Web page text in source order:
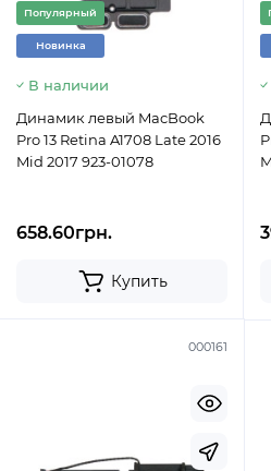
Популярный
Новинка
В наличии
Динамик левый MacBook
Pro 13 Retina A1708 Late 2016
Mid 2017 923-01078
658.60грн.
Купить
000161